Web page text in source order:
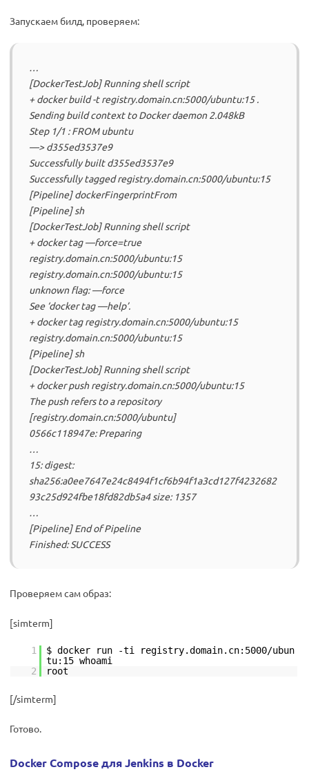
Запускаем билд, проверяем:
…
[DockerTestJob] Running shell script
+ docker build -t registry.domain.cn:5000/ubuntu:15 .
Sending build context to Docker daemon 2.048kB
Step 1/1 : FROM ubuntu
—> d355ed3537e9
Successfully built d355ed3537e9
Successfully tagged registry.domain.cn:5000/ubuntu:15
[Pipeline] dockerFingerprintFrom
[Pipeline] sh
[DockerTestJob] Running shell script
+ docker tag —force=true
registry.domain.cn:5000/ubuntu:15
registry.domain.cn:5000/ubuntu:15
unknown flag: —force
See ‘docker tag —help’.
+ docker tag registry.domain.cn:5000/ubuntu:15
registry.domain.cn:5000/ubuntu:15
[Pipeline] sh
[DockerTestJob] Running shell script
+ docker push registry.domain.cn:5000/ubuntu:15
The push refers to a repository
[registry.domain.cn:5000/ubuntu]
0566c118947e: Preparing
…
15: digest:
sha256:a0ee7647e24c8494f1cf6b94f1a3cd127f4232682
93c25d924fbe18fd82db5a4 size: 1357
…
[Pipeline] End of Pipeline
Finished: SUCCESS
Проверяем сам образ:
[simterm]
1
$ docker run -ti registry.domain.cn:5000/ubun
tu:15 whoami
2
root
[/simterm]
Готово.
Docker Compose для Jenkins в Docker